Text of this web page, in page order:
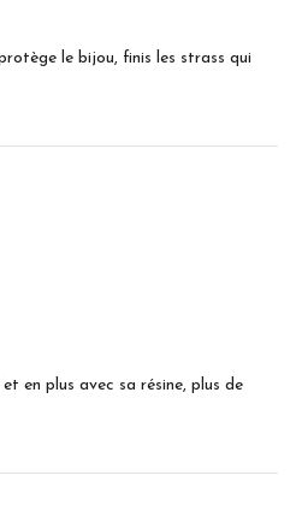
le bijou, finis les strass qui
en plus avec sa résine, plus de